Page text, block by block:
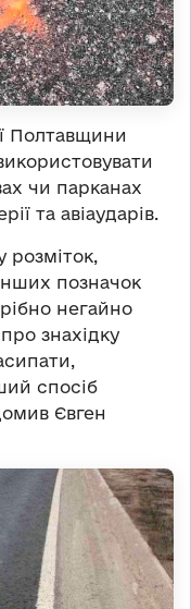
Полтавщини
чи парканах
та авіаударів.
розміток,
позначок
негайно
знахідку
спосіб
Євген